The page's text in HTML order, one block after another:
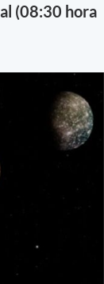
(08:30 hora